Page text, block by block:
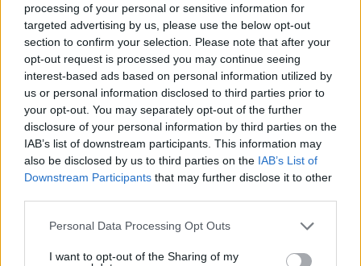
processing of your personal or sensitive information for
targeted advertising by us, please use the below opt-out
section to confirm your selection. Please note that after your
opt-out request is processed you may continue seeing
interest-based ads based on personal information utilized by
us or personal information disclosed to third parties prior to
your opt-out. You may separately opt-out of the further
disclosure of your personal information by third parties on the
IAB’s list of downstream participants. This information may
also be disclosed by us to third parties on the IAB’s List of
Downstream Participants that may further disclose it to other
Please note that this website/app uses one or more Google
not limited to your visit or usage behaviour. You may click to
Personal Data Processing Opt Outs
I want to opt-out of the Sharing of my
Πού θα δείτε τα σημερινά ματς του 5ου και 6ου ομίλου
του Euro 2024
Δείτε τι ώρα και σε ποιο κανάλι μπορείτε να
παρακολουθήσετε το πρόγραμμα των αγώνων της
Τετάρτης
26.06.2024, 12:24